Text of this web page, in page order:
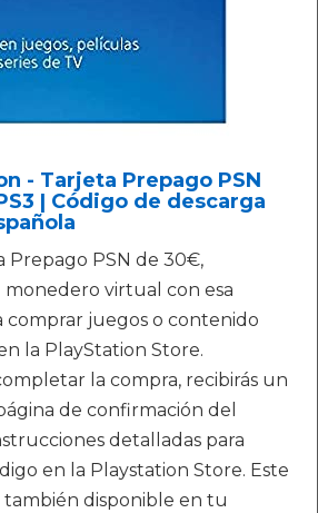
- Tarjeta Prepago PSN
| Código de descarga
Prepago PSN de 30€,
monedero virtual con esa
comprar juegos o contenido
la PlayStation Store.
la compra, recibirás un
de confirmación del
detalladas para
en la Playstation Store. Este
también disponible en tu